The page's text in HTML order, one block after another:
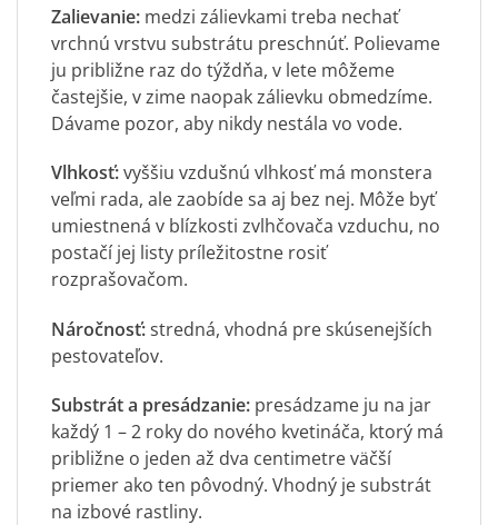
Zalievanie: medzi zálievkami treba nechať
vrchnú vrstvu substrátu preschnúť. Polievame
ju približne raz do týždňa, v lete môžeme
častejšie, v zime naopak zálievku obmedzíme.
Dávame pozor, aby nikdy nestála vo vode.
Vlhkosť:vyššiu vzdušnú vlhkosť má monstera
veľmi rada, ale zaobíde sa aj bez nej. Môže byť
umiestnená v blízkosti zvlhčovača vzduchu, no
postačí jej listy príležitostne rosiť
rozprašovačom.
Náročnosť:stredná, vhodná pre skúsenejších
pestovateľov.
Substrát a presádzanie: presádzame ju na jar
každý 1 – 2 roky do nového kvetináča, ktorý má
približne o jeden až dva centimetre väčší
priemer ako ten pôvodný. Vhodný je substrát
na izbové rastliny.